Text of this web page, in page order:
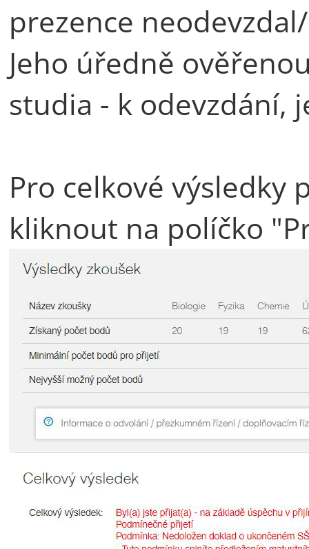
prezence
Jeho úředně
studia - k odevzdání,
Pro celkové
kliknout na políčko